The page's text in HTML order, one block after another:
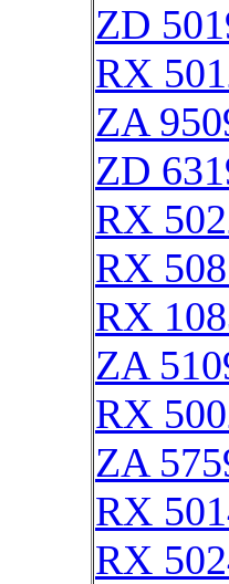
ZD
RX
ZA
ZD
RX
RX
RX
ZA
RX
ZA
RX
RX